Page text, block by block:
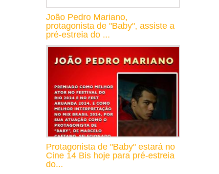
João Pedro Mariano,
protagonista de "Baby", assiste a
pré-estreia do ...
Protagonista de "Baby" estará no
Cine 14 Bis hoje para pré-estreia
do...